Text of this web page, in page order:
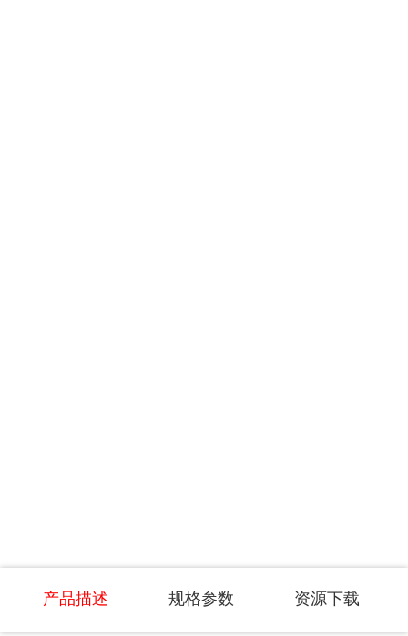
产品描述 规格参数 资源下载